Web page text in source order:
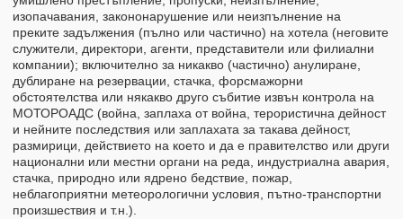
изопачавания, закононарушение или неизпълнение на
преките задължения (пълно или частично) на хотела (неговите
служители, директори, агенти, представители или филиални
компании); включително за никакво (частично) анулиране,
дублиране на резервации, стачка, форсмажорни
обстоятелства или някакво друго събитие извън контрола на
МОТОРОАДС (война, заплаха от война, терористична дейност
и нейните последствия или заплахата за такава дейност,
размирици, действието на което и да е правителство или други
национални или местни органи на реда, индустриална авария,
стачка, природно или ядрено бедствие, пожар,
неблагоприятни метеорологични условия, пътно-транспортни
произшествия и т.н.).